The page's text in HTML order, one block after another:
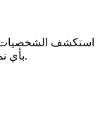
استكشف الشخصيات
بأي نمط تريده، ثم قم بالتطوير السريع لأفضل النتائج.